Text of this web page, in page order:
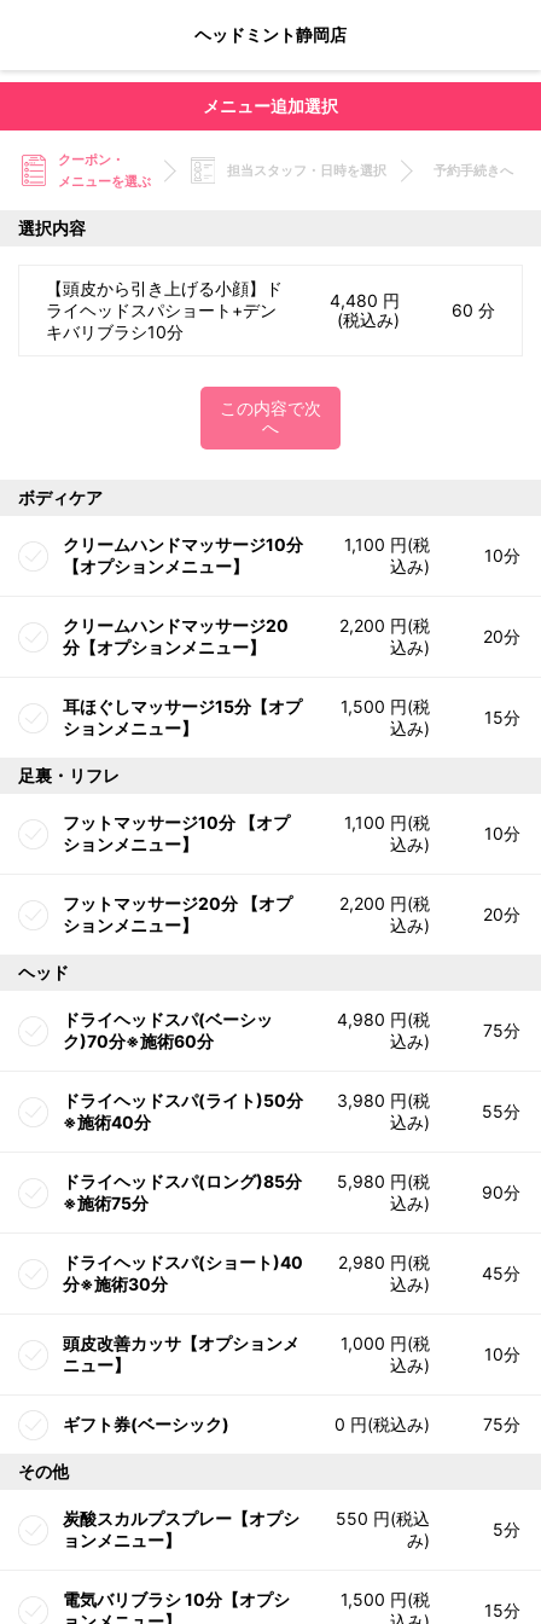
ヘッドミント静岡店
メニュー追加選択
クーポン・
メニューを選ぶ
担当スタッフ・日時を選択 予約手続きへ
選択内容
【頭皮から引き上げる小顔】ド
ライヘッドスパショート+デン
キバリブラシ10分
4,480 円
(税込み)
60 分
この内容で次
へ
ボディケア
クリームハンドマッサージ10分
【オプションメニュー】
1,100 円(税
込み)
10分
クリームハンドマッサージ20
分【オプションメニュー】
2,200 円(税
込み)
20分
耳ほぐしマッサージ15分【オプ
ションメニュー】
1,500 円(税
込み)
15分
足裏・リフレ
フットマッサージ10分 【オプ
ションメニュー】
1,100 円(税
込み)
10分
フットマッサージ20分 【オプ
ションメニュー】
2,200 円(税
込み)
20分
ヘッド
ドライヘッドスパ(ベーシッ
ク)70分※施術60分
4,980 円(税
込み)
75分
ドライヘッドスパ(ライト)50分
※施術40分
3,980 円(税
込み)
55分
ドライヘッドスパ(ロング)85分
※施術75分
5,980 円(税
込み)
90分
ドライヘッドスパ(ショート)40
分※施術30分
2,980 円(税
込み)
45分
頭皮改善カッサ【オプションメ
ニュー】
1,000 円(税
込み)
10分
ギフト券(ベーシック) 0 円(税込み) 75分
その他
炭酸スカルプスプレー【オプシ
ョンメニュー】
550 円(税込
み)
5分
電気バリブラシ 10分【オプシ
1,500 円(税
15分